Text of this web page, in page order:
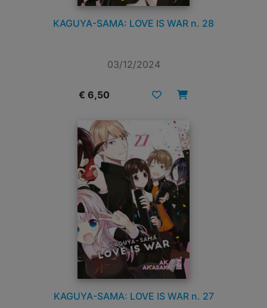
KAGUYA-SAMA: LOVE IS WAR n. 28
03/12/2024
€ 6,50
KAGUYA-SAMA: LOVE IS WAR n. 27